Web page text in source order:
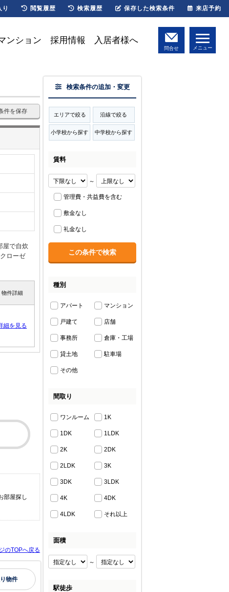
ンション 採用情報 入居者様へ
問合せ メニュー
件を保存
屋で自炊
ローゼ
物件詳細
細を見る
部屋探し
のTOPへ戻る
検索条件の追加・変更
エリアで絞る 沿線で絞る
小学校から探す 中学校から探す
賃料
～
管理費・共益費を含む
敷金なし
礼金なし
種別
アパート マンション
戸建て 店舗
事務所 倉庫・工場
貸土地 駐車場
その他
間取り
ワンルーム 1K
1DK 1LDK
2K 2DK
2LDK 3K
3DK 3LDK
4K 4DK
4LDK それ以上
面積
～
駅徒歩
物件
り 閲覧履歴 検索履歴 保存した検索条件 来店予約